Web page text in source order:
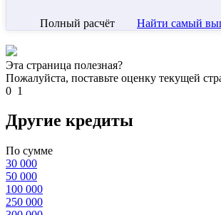
Полный расчёт Найти самый
Эта страница полезная?
Пожалуйста, поставьте оценку текущей
0 1
Другие кредиты
По сумме
30 000
50 000
100 000
250 000